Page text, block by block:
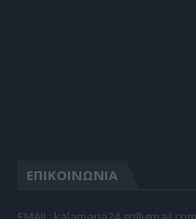
ΕΠΙΚΟΙΝΩΝΙΑ